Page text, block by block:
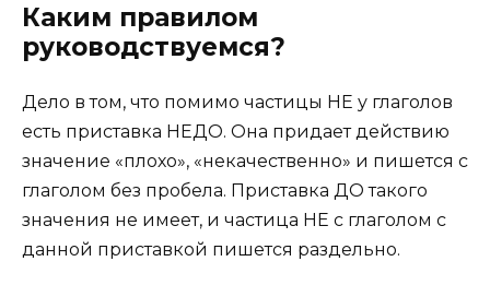
Каким правилом
руководствуемся?
Дело в том, что помимо частицы НЕ у глаголов
есть приставка НЕДО. Она придает действию
значение «плохо», «некачественно» и пишется с
глаголом без пробела. Приставка ДО такого
значения не имеет, и частица НЕ с глаголом с
данной приставкой пишется раздельно.